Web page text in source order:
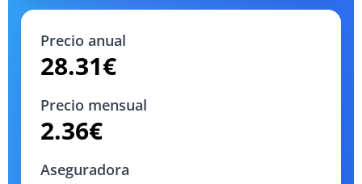
Precio anual
28.31€
Precio mensual
2.36€
Aseguradora